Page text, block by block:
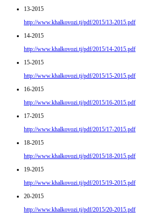
13-2015
http://www.khalkovozi.tj/pdf/2015/13-2015.pdf
14-2015
http://www.khalkovozi.tj/pdf/2015/14-2015.pdf
15-2015
http://www.khalkovozi.tj/pdf/2015/15-2015.pdf
16-2015
http://www.khalkovozi.tj/pdf/2015/16-2015.pdf
17-2015
http://www.khalkovozi.tj/pdf/2015/17-2015.pdf
18-2015
http://www.khalkovozi.tj/pdf/2015/18-2015.pdf
19-2015
http://www.khalkovozi.tj/pdf/2015/19-2015.pdf
20-2015
http://www.khalkovozi.tj/pdf/2015/20-2015.pdf